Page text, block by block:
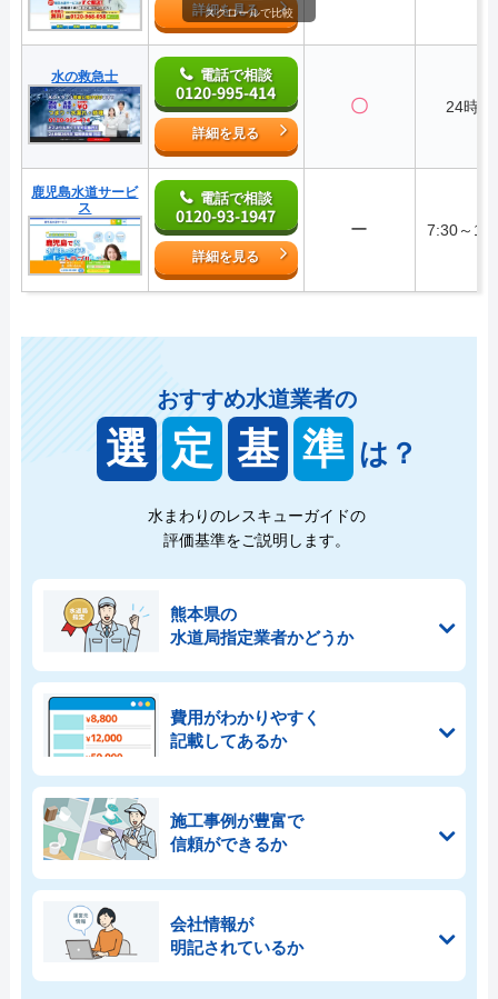
詳細を見る
水の救急士 電話で相談
0120-995-414
詳細を見る
〇 24時間
鹿児島水道サービ
ス
電話で相談
0120-93-1947
詳細を見る
ー 7:30～
スクロールで比較
おすすめ水道業者の
選 定 基 準 は？
水まわりのレスキューガイドの
評価基準をご説明します。
熊本県の
水道局指定業者かどうか
費用がわかりやすく
記載してあるか
施工事例が豊富で
信頼ができるか
会社情報が
明記されているか